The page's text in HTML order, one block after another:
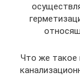
Что же такое